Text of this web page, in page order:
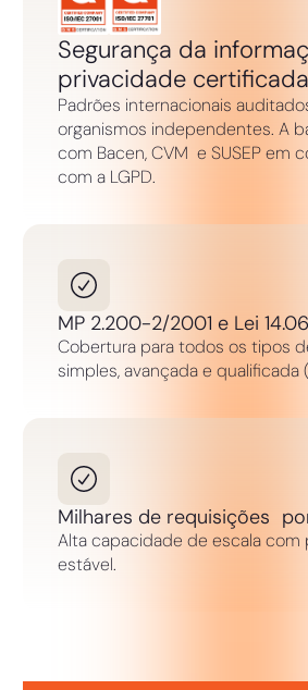
Segurança da
privacidade
Padrões internacionais
organismos independentes. A
com Bacen, CVM e SUSEP em
com a LGPD.
MP 2.200-2/2001 e Lei
Cobertura para todos os tipos
simples, avançada e qualificada
Milhares de requisições
Alta capacidade de escala com
estável.